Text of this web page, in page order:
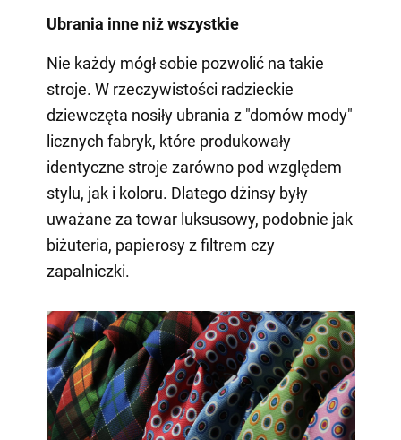
Ubrania inne niż wszystkie
Nie każdy mógł sobie pozwolić na takie
stroje. W rzeczywistości radzieckie
dziewczęta nosiły ubrania z "domów mody"
licznych fabryk, które produkowały
identyczne stroje zarówno pod względem
stylu, jak i koloru. Dlatego dżinsy były
uważane za towar luksusowy, podobnie jak
biżuteria, papierosy z filtrem czy
zapalniczki.